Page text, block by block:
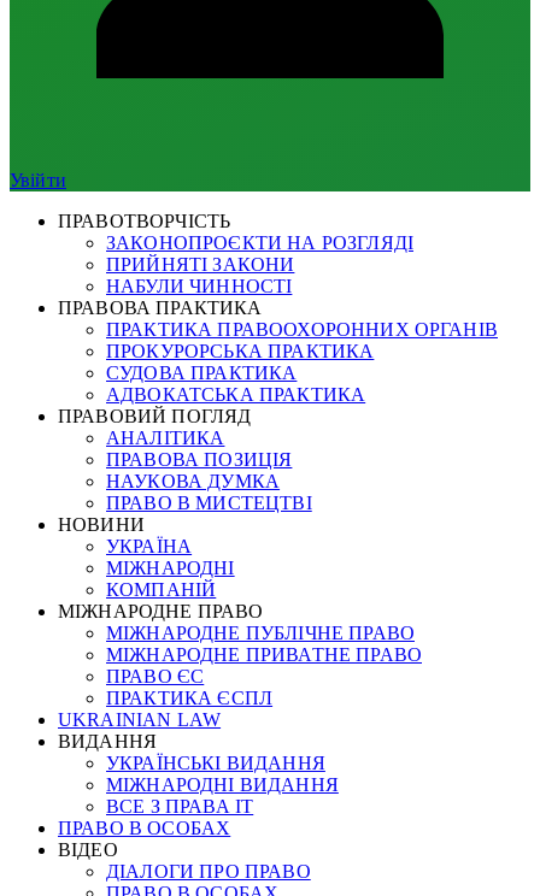
Увійти
ПРАВОТВОРЧІСТЬ
ЗАКОНОПРОЄКТИ НА РОЗГЛЯДІ
ПРИЙНЯТІ ЗАКОНИ
НАБУЛИ ЧИННОСТІ
ПРАВОВА ПРАКТИКА
ПРАКТИКА ПРАВООХОРОННИХ ОРГАНІВ
ПРОКУРОРСЬКА ПРАКТИКА
СУДОВА ПРАКТИКА
АДВОКАТСЬКА ПРАКТИКА
ПРАВОВИЙ ПОГЛЯД
АНАЛІТИКА
ПРАВОВА ПОЗИЦІЯ
НАУКОВА ДУМКА
ПРАВО В МИСТЕЦТВІ
НОВИНИ
УКРАЇНА
МІЖНАРОДНІ
КОМПАНІЙ
МІЖНАРОДНЕ ПРАВО
МІЖНАРОДНЕ ПУБЛІЧНЕ ПРАВО
МІЖНАРОДНЕ ПРИВАТНЕ ПРАВО
ПРАВО ЄС
ПРАКТИКА ЄСПЛ
UKRAINIAN LAW
ВИДАННЯ
УКРАЇНСЬКІ ВИДАННЯ
МІЖНАРОДНІ ВИДАННЯ
ВСЕ З ПРАВА ІТ
ПРАВО В ОСОБАХ
ВІДЕО
ДІАЛОГИ ПРО ПРАВО